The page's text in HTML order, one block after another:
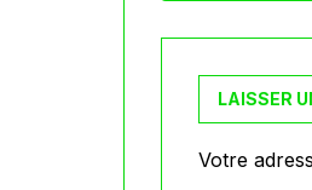
LAISSER
Votre